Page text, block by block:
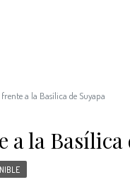
a la Basílica de Suyapa
la Basílica